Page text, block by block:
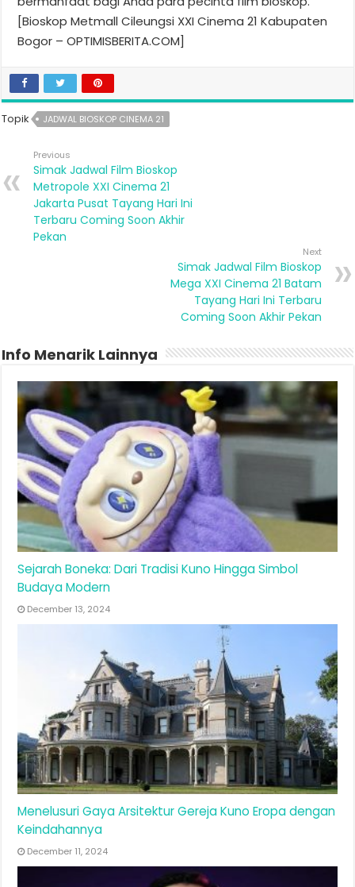
[Bioskop Metmall Cileungsi XXI Cinema 21 Kabupaten
Bogor – OPTIMISBERITA.COM]
Topik JADWAL BIOSKOP CINEMA 21
Previous
Simak Jadwal Film Bioskop
Metropole XXI Cinema 21
Jakarta Pusat Tayang Hari Ini
Terbaru Coming Soon Akhir
Pekan
Next
Simak Jadwal Film Bioskop
Mega XXI Cinema 21 Batam
Tayang Hari Ini Terbaru
Coming Soon Akhir Pekan
Info Menarik Lainnya
Sejarah Boneka: Dari Tradisi Kuno Hingga Simbol
Budaya Modern
December 13, 2024
Menelusuri Gaya Arsitektur Gereja Kuno Eropa dengan
Keindahannya
December 11, 2024